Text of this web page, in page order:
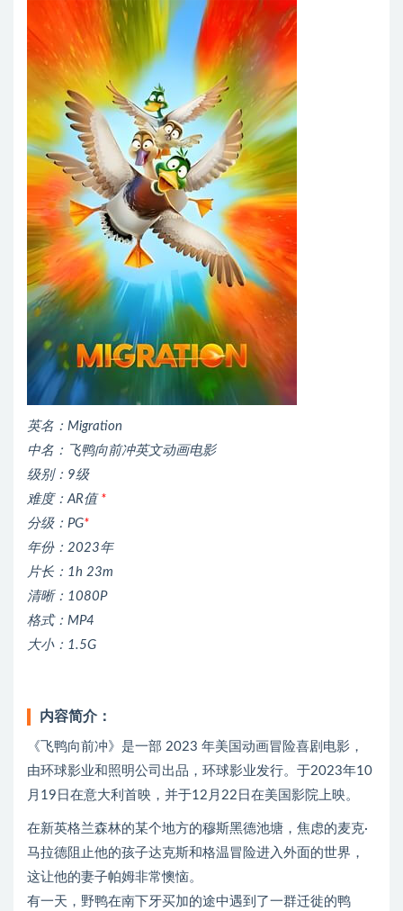
英名：Migration
中名：飞鸭向前冲英文动画电影
级别：9级
难度：AR值 *
分级：PG*
年份：2023年
片长：1h 23m
清晰：1080P
格式：MP4
大小：1.5G
内容简介：
《飞鸭向前冲》是一部 2023 年美国动画冒险喜剧电影，
由环球影业和照明公司出品，环球影业发行。于2023年10
月19日在意大利首映，并于12月22日在美国影院上映。
在新英格兰森林的某个地方的穆斯黑德池塘，焦虑的麦克·
马拉德阻止他的孩子达克斯和格温冒险进入外面的世界，
这让他的妻子帕姆非常懊恼。
有一天，野鸭在南下牙买加的途中遇到了一群迁徙的鸭